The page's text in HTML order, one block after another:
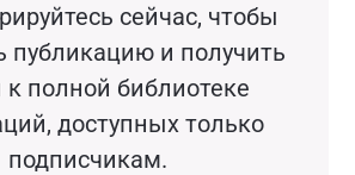
сейчас, чтобы
публикацию и получить
к полной библиотеке
доступных только
подписчикам.